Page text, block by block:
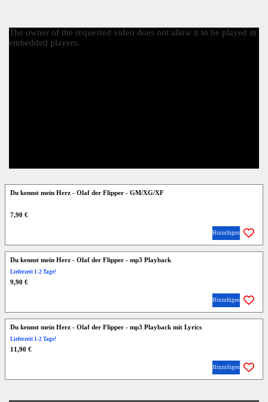
The owner of the requested video does not allow it to be played in
embedded players.
Du kennst mein Herz - Olaf der Flipper - GM/XG/XF
7,90 €
Hinzufügen
Du kennst mein Herz - Olaf der Flipper - mp3 Playback
Lieferzeit 1-2 Tage!
9,90 €
Hinzufügen
Du kennst mein Herz - Olaf der Flipper - mp3 Playback mit Lyrics
Lieferzeit 1-2 Tage!
11,90 €
Hinzufügen